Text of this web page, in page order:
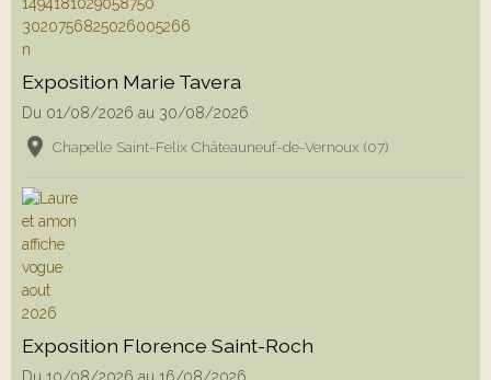
Exposition Marie Tavera
Du 01/08/2026 au 30/08/2026
Chapelle Saint-Felix Châteauneuf-de-Vernoux (07)
Exposition Florence Saint-Roch